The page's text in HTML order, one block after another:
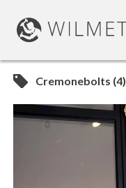
Cremonebolts (4)